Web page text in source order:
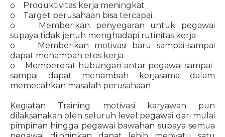
o Produktivitas kerja meningkat
o Target perusahaan bisa tercapai
o Memberikan penyegaran untuk pegawai
supaya tidak jenuh menghadapi rutinitas kerja
o Memberikan motivasi baru sampai-sampai
dapat menambah etos kerja
o Mempererat hubungan antar pegawai sampai-
sampai dapat menambah kerjasama dalam
memecahkan masalah perusahaan
Kegiatan Training motivasi karyawan pun
dilaksanakan oleh seluruh level pegawai dari mulai
pimpinan hingga pegawai bawahan supaya semua